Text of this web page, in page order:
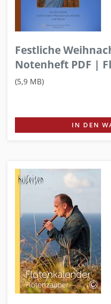
Festliche
Notenheft PDF |
(5,9 MB)
IN DEN